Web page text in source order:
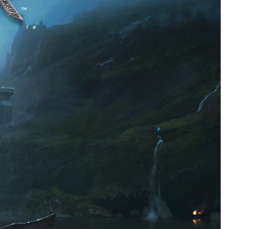
گوشی موتورولا
گوشی نوکیا
گوشی وان پلاس
گوشی اچ تی سی
گوشی کاترپیلار